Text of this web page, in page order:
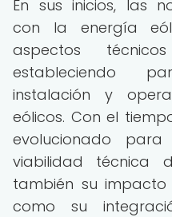
En sus inicios, las
con la energía
aspectos
estableciendo
instalación y
eólicos. Con el
evolucionado
viabilidad técnica
también su
como su